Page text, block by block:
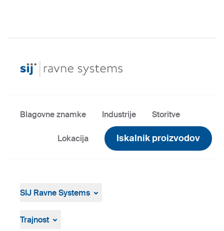
Blagovne znamke Industrije Storitve
Lokacija Iskalnik proizvodov
SIJ Ravne Systems
Skupina SIJ
Trajnost